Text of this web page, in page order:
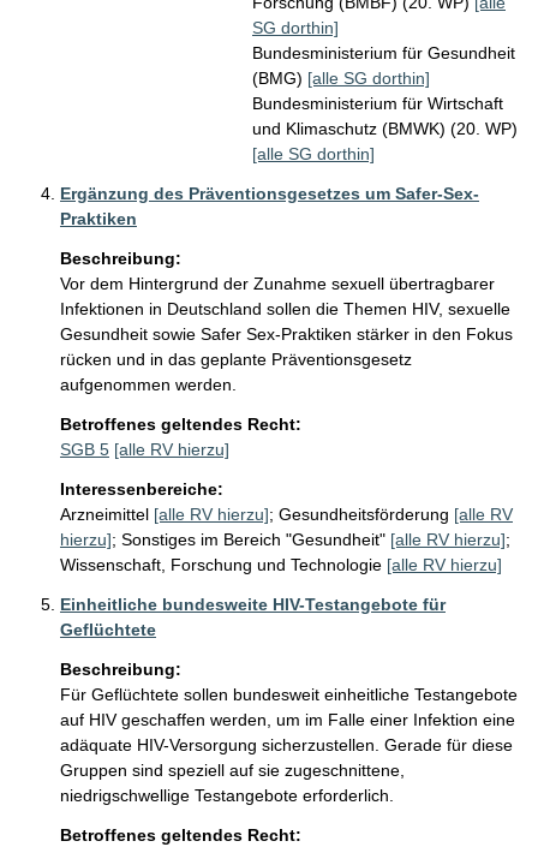
SG dorthin]
Bundesministerium für Gesundheit
(BMG) [alle SG dorthin]
Bundesministerium für Wirtschaft
und Klimaschutz (BMWK) (20. WP)
[alle SG dorthin]
Ergänzung des Präventionsgesetzes um Safer-Sex-
Praktiken
Beschreibung:
Vor dem Hintergrund der Zunahme sexuell übertragbarer
Infektionen in Deutschland sollen die Themen HIV, sexuelle
Gesundheit sowie Safer Sex-Praktiken stärker in den Fokus
rücken und in das geplante Präventionsgesetz
aufgenommen werden.
Betroffenes geltendes Recht:
SGB 5 [alle RV hierzu]
Interessenbereiche:
Arzneimittel [alle RV hierzu]; Gesundheitsförderung [alle RV
hierzu]; Sonstiges im Bereich "Gesundheit" [alle RV hierzu];
Wissenschaft, Forschung und Technologie [alle RV hierzu]
Einheitliche bundesweite HIV-Testangebote für
Geflüchtete
Beschreibung:
Für Geflüchtete sollen bundesweit einheitliche Testangebote
auf HIV geschaffen werden, um im Falle einer Infektion eine
adäquate HIV-Versorgung sicherzustellen. Gerade für diese
Gruppen sind speziell auf sie zugeschnittene,
niedrigschwellige Testangebote erforderlich.
Betroffenes geltendes Recht: